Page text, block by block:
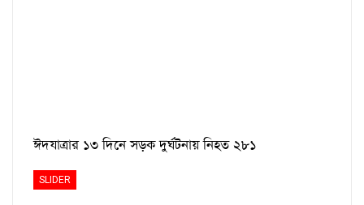
ঈদযাত্রার ১৩ দিনে সড়ক দুর্ঘটনায় নিহত ২৮১
SLIDER